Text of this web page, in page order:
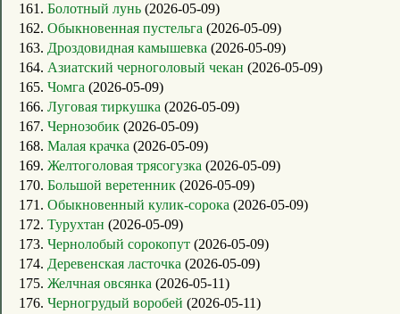
161. Болотный лунь (2026-05-09)
162. Обыкновенная пустельга (2026-05-09)
163. Дроздовидная камышевка (2026-05-09)
164. Азиатский черноголовый чекан (2026-05-09)
165. Чомга (2026-05-09)
166. Луговая тиркушка (2026-05-09)
167. Чернозобик (2026-05-09)
168. Малая крачка (2026-05-09)
169. Желтоголовая трясогузка (2026-05-09)
170. Большой веретенник (2026-05-09)
171. Обыкновенный кулик-сорока (2026-05-09)
172. Турухтан (2026-05-09)
173. Чернолобый сорокопут (2026-05-09)
174. Деревенская ласточка (2026-05-09)
175. Желчная овсянка (2026-05-11)
176. Черногрудый воробей (2026-05-11)